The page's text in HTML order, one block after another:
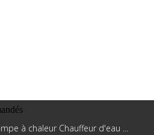
à chaleur Chauffeur d'eau ...